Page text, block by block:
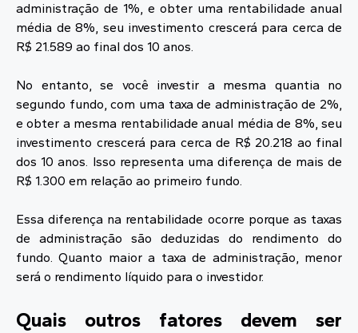
administração de 1%, e obter uma rentabilidade anual
média de 8%, seu investimento crescerá para cerca de
R$ 21.589 ao final dos 10 anos.
No entanto, se você investir a mesma quantia no
segundo fundo, com uma taxa de administração de 2%,
e obter a mesma rentabilidade anual média de 8%, seu
investimento crescerá para cerca de R$ 20.218 ao final
dos 10 anos. Isso representa uma diferença de mais de
R$ 1.300 em relação ao primeiro fundo.
Essa diferença na rentabilidade ocorre porque as taxas
de administração são deduzidas do rendimento do
fundo. Quanto maior a taxa de administração, menor
será o rendimento líquido para o investidor.
Quais outros fatores devem ser